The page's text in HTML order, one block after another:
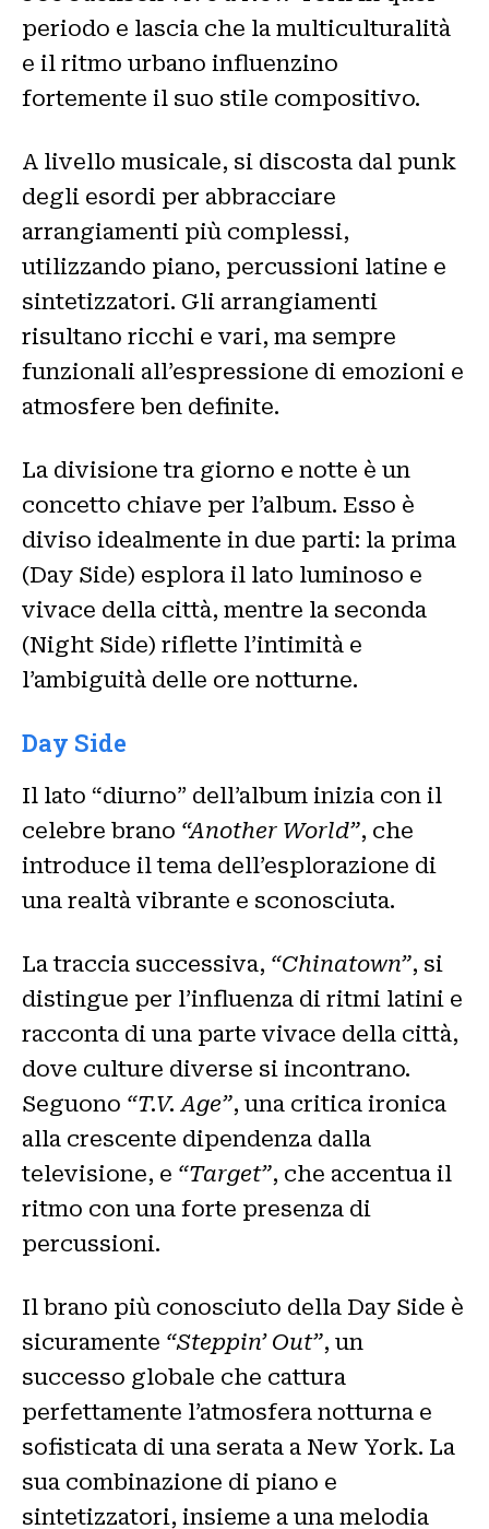
periodo e lascia che la multiculturalità
e il ritmo urbano influenzino
fortemente il suo stile compositivo.
A livello musicale, si discosta dal punk
degli esordi per abbracciare
arrangiamenti più complessi,
utilizzando piano, percussioni latine e
sintetizzatori. Gli arrangiamenti
risultano ricchi e vari, ma sempre
funzionali all’espressione di emozioni e
atmosfere ben definite.
La divisione tra giorno e notte è un
concetto chiave per l’album. Esso è
diviso idealmente in due parti: la prima
(Day Side) esplora il lato luminoso e
vivace della città, mentre la seconda
(Night Side) riflette l’intimità e
l’ambiguità delle ore notturne.
Day Side
Il lato “diurno” dell’album inizia con il
celebre brano “Another World”, che
introduce il tema dell’esplorazione di
una realtà vibrante e sconosciuta.
La traccia successiva, “Chinatown”, si
distingue per l’influenza di ritmi latini e
racconta di una parte vivace della città,
dove culture diverse si incontrano.
Seguono “T.V. Age”, una critica ironica
alla crescente dipendenza dalla
televisione, e “Target”, che accentua il
ritmo con una forte presenza di
percussioni.
Il brano più conosciuto della Day Side è
sicuramente “Steppin’ Out”, un
successo globale che cattura
perfettamente l’atmosfera notturna e
sofisticata di una serata a New York. La
sua combinazione di piano e
sintetizzatori, insieme a una melodia